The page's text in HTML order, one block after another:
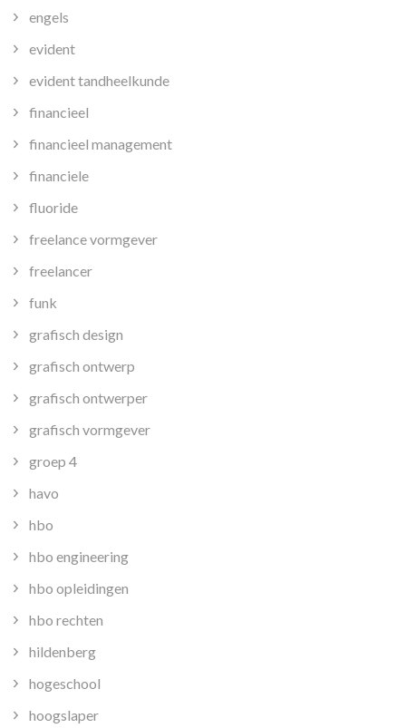
engels
evident
evident tandheelkunde
financieel
financieel management
financiele
fluoride
freelance vormgever
freelancer
funk
grafisch design
grafisch ontwerp
grafisch ontwerper
grafisch vormgever
groep 4
havo
hbo
hbo engineering
hbo opleidingen
hbo rechten
hildenberg
hogeschool
hoogslaper